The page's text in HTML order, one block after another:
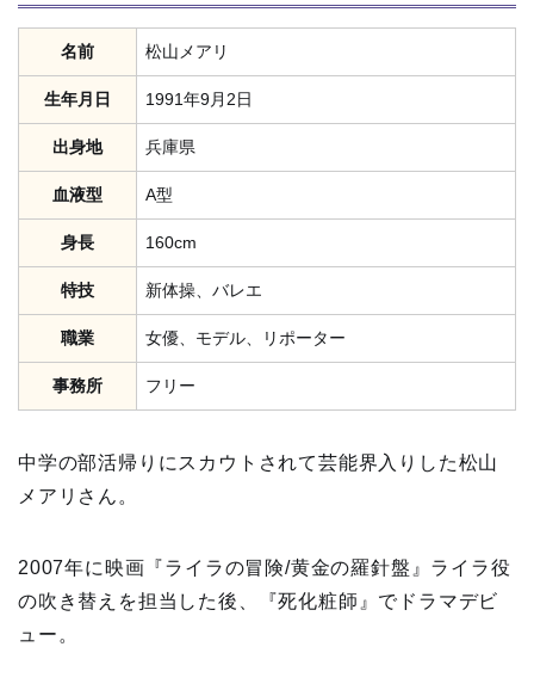
名前 松山メアリ
生年月日 1991年9月2日
出身地 兵庫県
血液型 A型
身長 160cm
特技 新体操、バレエ
職業 女優、モデル、リポーター
事務所 フリー
中学の部活帰りにスカウトされて芸能界入りした松山
メアリさん。
2007年に映画『ライラの冒険/黄金の羅針盤』ライラ役
の吹き替えを担当した後、『死化粧師』でドラマデビ
ュー。